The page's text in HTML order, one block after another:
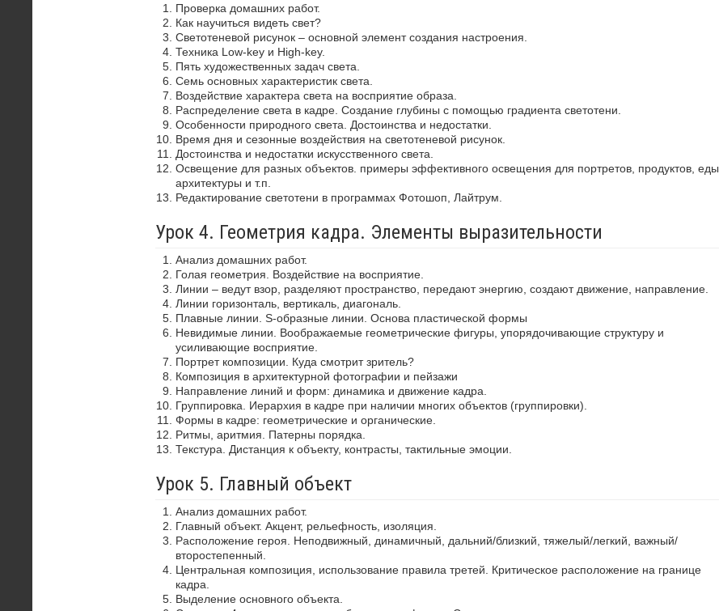
Проверка домашних работ.
Как научиться видеть свет?
Светотеневой рисунок – основной элемент создания настроения.
Техника Low-key и High-key.
Пять художественных задач света.
Семь основных характеристик света.
Воздействие характера света на восприятие образа.
Распределение света в кадре. Создание глубины с помощью градиента светотени.
Особенности природного света. Достоинства и недостатки.
Время дня и сезонные воздействия на светотеневой рисунок.
Достоинства и недостатки искусственного света.
Освещение для разных объектов. примеры эффективного освещения для портретов, продуктов, еды,
архитектуры и т.п.
Редактирование светотени в программах Фотошоп, Лайтрум.
Урок 4. Геометрия кадра. Элементы выразительности
Анализ домашних работ.
Голая геометрия. Воздействие на восприятие.
Линии – ведут взор, разделяют пространство, передают энергию, создают движение, направление.
Линии горизонталь, вертикаль, диагональ.
Плавные линии. S-образные линии. Основа пластической формы
Невидимые линии. Воображаемые геометрические фигуры, упорядочивающие структуру и
усиливающие восприятие.
Портрет композиции. Куда смотрит зритель?
Композиция в архитектурной фотографии и пейзажи
Направление линий и форм: динамика и движение кадра.
Группировка. Иерархия в кадре при наличии многих объектов (группировки).
Формы в кадре: геометрические и органические.
Ритмы, аритмия. Патерны порядка.
Текстура. Дистанция к объекту, контрасты, тактильные эмоции.
Урок 5. Главный объект
Анализ домашних работ.
Главный объект. Акцент, рельефность, изоляция.
Расположение героя. Неподвижный, динамичный, дальний/близкий, тяжелый/легкий, важный/
второстепенный.
Центральная композиция, использование правила третей. Критическое расположение на границе
кадра.
Выделение основного объекта.